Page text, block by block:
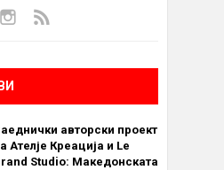
авторски проект
Ателје Креација и Le
Studio: Македонската